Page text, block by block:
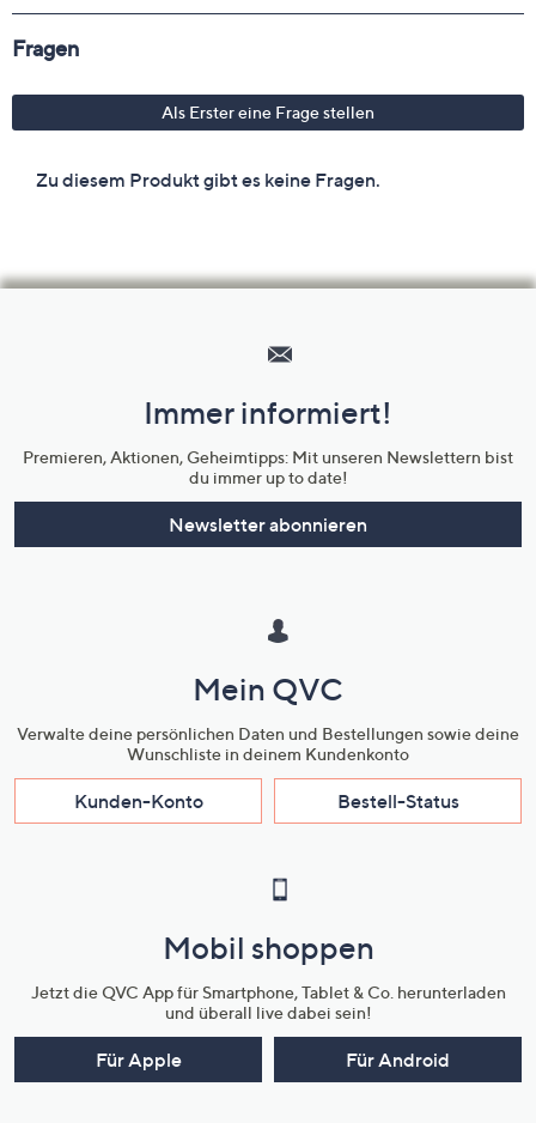
Unternehmensinformationen
Immer informiert!
Premieren, Aktionen, Geheimtipps: Mit unseren Newslettern bist
du immer up to date!
Newsletter abonnieren
Mein QVC
Verwalte deine persönlichen Daten und Bestellungen sowie deine
Wunschliste in deinem Kundenkonto
Kunden-Konto Bestell-Status
Mobil shoppen
Jetzt die QVC App für Smartphone, Tablet & Co. herunterladen
und überall live dabei sein!
Für Apple Für Android